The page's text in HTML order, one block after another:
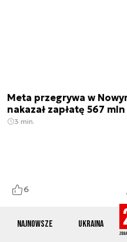
Najnowsze Ukraina
6
Meta przegrywa w
nakazał zapłatę 567
3 min.